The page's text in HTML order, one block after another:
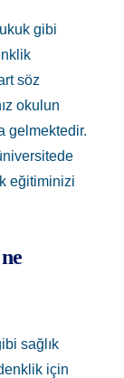
gibi
söz
okulun
gelmektedir.
eğitiminizi
sağlık
için